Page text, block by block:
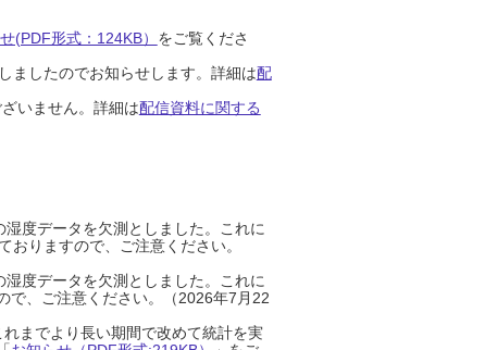
(PDF形式：124KB） をご覧くださ
ましたのでお知らせします。詳細は配
いません。詳細は配信資料に関する
度データを欠測としました。これに
りますので、ご注意ください。
度データを欠測としました。これに
で、ご注意ください。（2026年7月22
までより長い期間で改めて統計を実